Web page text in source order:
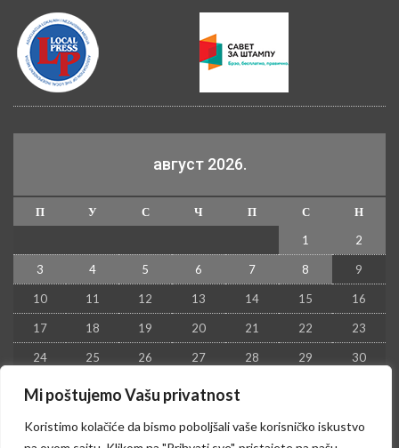
Mi poštujemo Vašu privatnost
Koristimo kolačiće da bismo poboljšali vaše korisničko iskustvo
август 2026.
П У С Ч П С
Н
1
2
3 4 5 6 7 8 9
10 11 12 13 14 15 16
17 18 19 20 21 22 23
24 25 26 27 28 29 30
31